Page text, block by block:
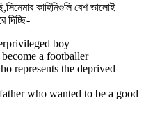
কাহিনিগুলি বেশ ভালোই
দিচ্ছি-
boy
a footballer
represents the deprived
who wanted to be a good